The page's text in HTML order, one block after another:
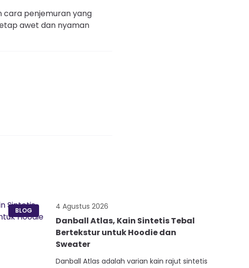
penjemuran yang
awet dan nyaman
BLOG 4 Agustus 2026
Danball Atlas, Kain Sintetis Tebal
Bertekstur untuk Hoodie dan
Sweater
Danball Atlas adalah varian kain rajut sintetis